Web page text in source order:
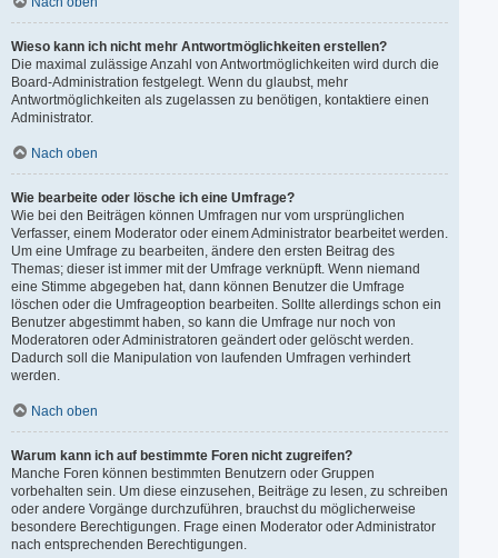
Wieso kann ich nicht mehr Antwortmöglichkeiten erstellen?
Die maximal zulässige Anzahl von Antwortmöglichkeiten wird durch die
Board-Administration festgelegt. Wenn du glaubst, mehr
Antwortmöglichkeiten als zugelassen zu benötigen, kontaktiere einen
Administrator.
Nach oben
Wie bearbeite oder lösche ich eine Umfrage?
Wie bei den Beiträgen können Umfragen nur vom ursprünglichen
Verfasser, einem Moderator oder einem Administrator bearbeitet werden.
Um eine Umfrage zu bearbeiten, ändere den ersten Beitrag des
Themas; dieser ist immer mit der Umfrage verknüpft. Wenn niemand
eine Stimme abgegeben hat, dann können Benutzer die Umfrage
löschen oder die Umfrageoption bearbeiten. Sollte allerdings schon ein
Benutzer abgestimmt haben, so kann die Umfrage nur noch von
Moderatoren oder Administratoren geändert oder gelöscht werden.
Dadurch soll die Manipulation von laufenden Umfragen verhindert
werden.
Nach oben
Warum kann ich auf bestimmte Foren nicht zugreifen?
Manche Foren können bestimmten Benutzern oder Gruppen
vorbehalten sein. Um diese einzusehen, Beiträge zu lesen, zu schreiben
oder andere Vorgänge durchzuführen, brauchst du möglicherweise
besondere Berechtigungen. Frage einen Moderator oder Administrator
nach entsprechenden Berechtigungen.